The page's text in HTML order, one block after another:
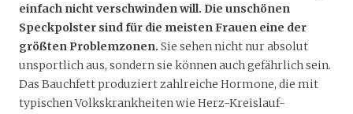
einfach nicht verschwinden will. Die unschönen
Speckpolster sind für die meisten Frauen eine der
größten Problemzonen. Sie sehen nicht nur absolut
unsportlich aus, sondern sie können auch gefährlich sein.
Das Bauchfett produziert zahlreiche Hormone, die mit
typischen Volkskrankheiten wie Herz-Kreislauf-